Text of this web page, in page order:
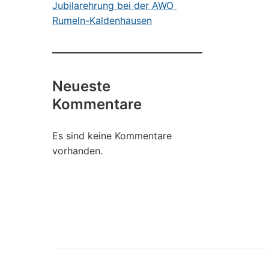
Jubilarehrung bei der AWO
Rumeln-Kaldenhausen
Neueste
Kommentare
Es sind keine Kommentare
vorhanden.